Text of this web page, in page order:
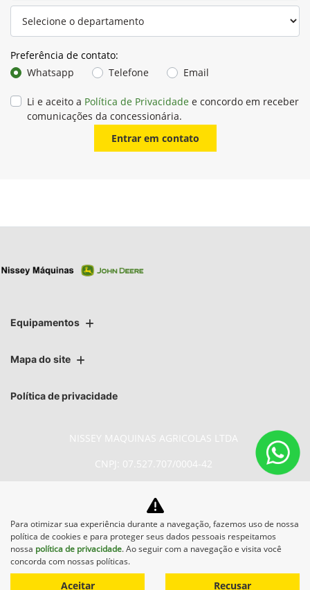
Preferência de contato:
Whatsapp
Telefone Email
Li e aceito a Política de Privacidade e concordo em receber
comunicações da concessionária.
Entrar em contato
Equipamentos
Mapa do site
Política de privacidade
NISSEY MAQUINAS AGRICOLAS LTDA
CNPJ: 07.527.707/0004-42
No trânsito, enxergar o outro salva
vidas.
Para otimizar sua experiência durante a navegação, fazemos uso de nossa
política de cookies e para proteger seus dados pessoais respeitamos
nossa política de privacidade. Ao seguir com a navegação e visita você
concorda com nossas políticas.
Aceitar Recusar